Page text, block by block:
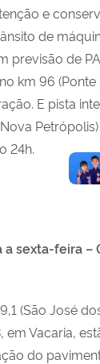
e
de
previsão de
km 96 (Ponte
E pista
24h.
a sexta-feira –
(São José
em Vacaria,
do